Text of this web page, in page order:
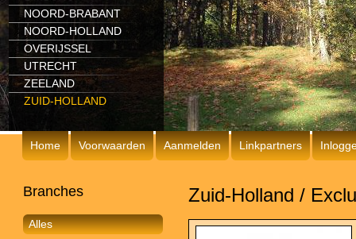
NOORD-BRABANT
NOORD-HOLLAND
OVERIJSSEL
UTRECHT
ZEELAND
ZUID-HOLLAND
Home Voorwaarden Aanmelden Linkpartners
Branches
Alles
Zuid-Holland /